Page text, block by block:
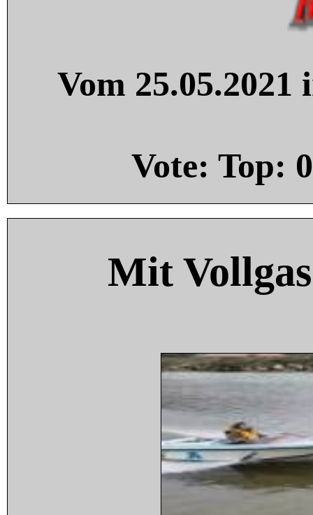
Vom
Vote: Top: 0
Mit